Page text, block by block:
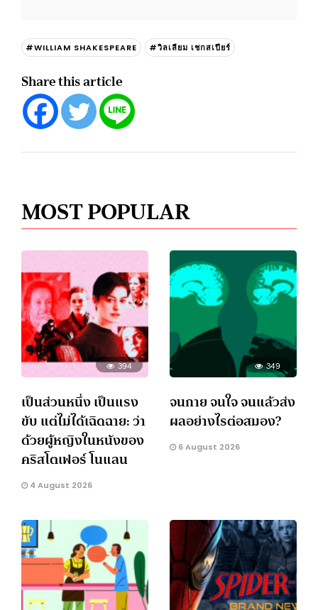
#WILLIAM SHAKESPEARE #วิลเลียม เชกสเปียร์
Share this article
MOST POPULAR
394
เป็นส่วนหนึ่ง เป็นแรง
ขับ แต่ไม่ได้เฉิดฉาย: ว่า
ด้วยผู้หญิงในหนังของ
คริสโตเฟอร์ โนแลน
4 August 2026
349
จนกาย จนใจ จนแล้วส่ง
ผลอย่างไรต่อสมอง?
6 August 2026